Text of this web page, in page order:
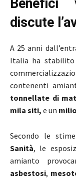
Benefici
discute
A 25 anni
Italia ha stabilito
contenenti
tonnellate di
mila siti, e un
Secondo le
Sanità, le
amianto
asbestosi,